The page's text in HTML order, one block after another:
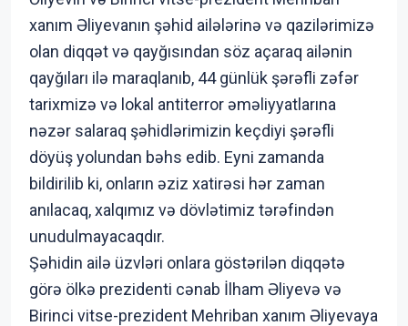
xanım Əliyevanın şəhid ailələrinə və qazilərimizə
olan diqqət və qayğısından söz açaraq ailənin
qayğıları ilə maraqlanıb, 44 günlük şərəfli zəfər
tarixmizə və lokal antiterror əməliyyatlarına
nəzər salaraq şəhidlərimizin keçdiyi şərəfli
döyüş yolundan bəhs edib. Eyni zamanda
bildirilib ki, onların əziz xatirəsi hər zaman
anılacaq, xalqımız və dövlətimiz tərəfindən
unudulmayacaqdır.
Şəhidin ailə üzvləri onlara göstərilən diqqətə
görə ölkə prezidenti cənab İlham Əliyevə və
Birinci vitse-prezident Mehriban xanım Əliyevaya